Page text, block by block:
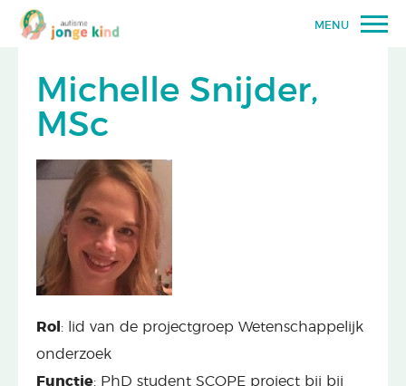
MENU
Michelle Snijder,
MSc
Rol : lid van de projectgroep Wetenschappelijk
onderzoek
Functie: PhD student SCOPE project bij bij